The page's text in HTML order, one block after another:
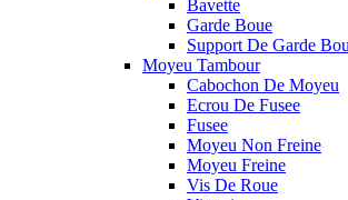
Bavette
Garde Boue
Support De Garde
Moyeu Tambour
Cabochon De Moyeu
Ecrou De Fusee
Fusee
Moyeu Non Freine
Moyeu Freine
Vis De Roue